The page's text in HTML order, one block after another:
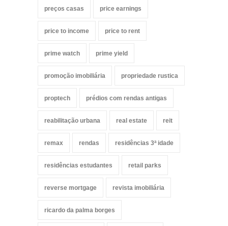
preços casas price earnings
price to income price to rent
prime watch prime yield
promoção imobiliária propriedade rustica
proptech prédios com rendas antigas
reabilitação urbana real estate reit
remax rendas residências 3ª idade
residências estudantes retail parks
reverse mortgage revista imobiliária
ricardo da palma borges